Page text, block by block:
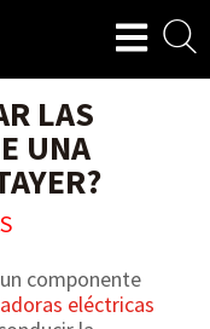
LAS
UNA
componente
eléctricas